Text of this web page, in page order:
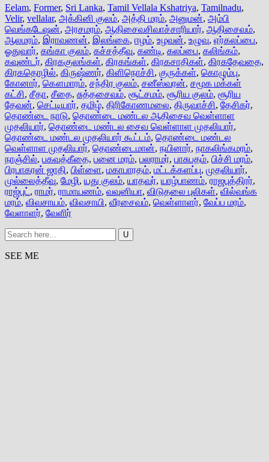
Eelam, Former, Sri Lanka, Tamil Vellala Kshatriya, Tamilnadu,
Velir, vellalar, அக்கினி குலம், அத்தி மரம், அனுமன், அம்பி
வெங்கடேஷன், அரசமரம், ஆதிசைவசிவாச்சாரியார், ஆதிசைவம்,
ஆலமரம், இராவணன், இலங்கை, ஈழம், உழவன், உழுவு, ஏர்கலப்பை,
ஓதுவார், கங்கா குலம், கச்சத்தீவு, கண்டி, கலப்பை, கலிங்கம்,
கவுண்டர், கிரககுலங்கள், கிரகங்கள், கிரகசாதிகள், கிரகதேவதை,
கிரகதொழில், கிருஷ்ணர், கிளிநொச்சி, குருக்கள், கொழும்பு,
கோனார், கௌமாரம், சந்திர குலம், சனீஸ்வரன், சமூக மக்கள்
கட்சி, சீதா, சீதை, சுத்தசைவம், சூட்சமம், சூரிய குலம், சூரிய
தேவன், செட்டியார், தமிழ், திரிகோணமலை, திருவாச்சி, தேசிகர்,
தொண்டை நாடு, தொண்டை மண்டல ஆதிசைவ வெள்ளாள
முதலியார், தொண்டை மண்டல சைவ வெள்ளாள முதலியார்,
தொண்டை மண்டல முதலியார் கூட்டம், தொண்டை மண்டல
வெள்ளாள முதலியார், தொண்டைமான், நயினார், நாகலிங்கமரம்,
நாஞ்சில், பகவத்கீதை, பனை மரம், பலராமர், பாசுபதம், பிச்சி மரம்,
பிரபாகரன் ஜாதி, பிள்ளை, மகாபாரதம், மட்டக்களப்பு, முதலியார்,
முல்லைத்தீவு, மேழி, யது குலம், யாதவர், யாழ்பாணம், ராஜபுத்திரர்,
ராஜ்புட் , ராமர், ராமாயணம், வவுனியா, விடுதலை புலிகள், வில்வங்க
மரம், விவசாயம், விவசாயி, வீரசைவம், வெள்ளாளர், வேப்ப மரம்,
வேளாளர், வேளிர்
SEE ME